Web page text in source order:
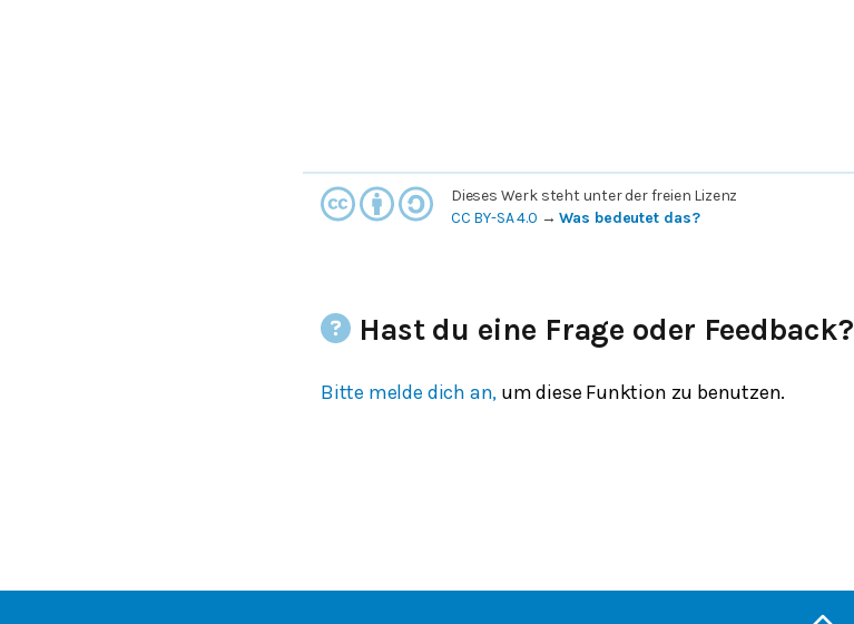
Dieses Werk steht unter der freien Lizenz
CC BY-SA 4.0 →Was bedeutet das?
Hast du eine Frage oder Feedback?
Bitte melde dich an, um diese Funktion zu benutzen.